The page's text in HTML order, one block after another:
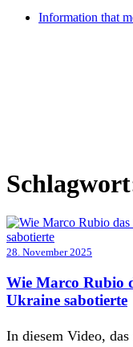
Information that
28. November 2025
Wie Marco Rubio
Ukraine sabotierte
In diesem Video,